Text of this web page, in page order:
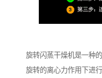
旋转闪蒸干燥机是一种
旋转的离心力作用下进